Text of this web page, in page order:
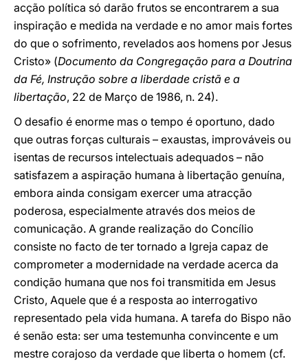
acção política só darão frutos se encontrarem a sua
inspiração e medida na verdade e no amor mais fortes
do que o sofrimento, revelados aos homens por Jesus
Cristo» (Documento da Congregação para a Doutrina
da Fé, Instrução sobre a liberdade cristã e a
libertação, 22 de Março de 1986, n. 24).
O desafio é enorme mas o tempo é oportuno, dado
que outras forças culturais – exaustas, improváveis ou
isentas de recursos intelectuais adequados – não
satisfazem a aspiração humana à libertação genuína,
embora ainda consigam exercer uma atracção
poderosa, especialmente através dos meios de
comunicação. A grande realização do Concílio
consiste no facto de ter tornado a Igreja capaz de
comprometer a modernidade na verdade acerca da
condição humana que nos foi transmitida em Jesus
Cristo, Aquele que é a resposta ao interrogativo
representado pela vida humana. A tarefa do Bispo não
é senão esta: ser uma testemunha convincente e um
mestre corajoso da verdade que liberta o homem (cf.